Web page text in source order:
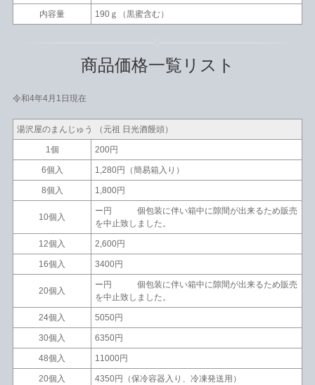
内容量 190ｇ（黒蜜含む）
商品価格一覧リスト
令和4年4月1日現在
湯沢屋のまんじゅう （元祖 日光酒饅頭）
1個 200円
6個入 1,280円（簡易箱入り）
8個入 1,800円
10個入
ー円 個包装に伴い箱中に隙間が出来るため販売
を中止致しました。
12個入 2,600円
16個入 3400円
20個入
ー円 個包装に伴い箱中に隙間が出来るため販売
を中止致しました。
24個入 5050円
30個入 6350円
48個入 11000円
20個入 4350円（保冷容器入り、冷凍発送用）